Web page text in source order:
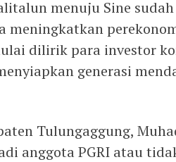
menuju Sine
meningkatkan
dilirik para investor
generasi
Tulungaggung,
anggota PGRI atau